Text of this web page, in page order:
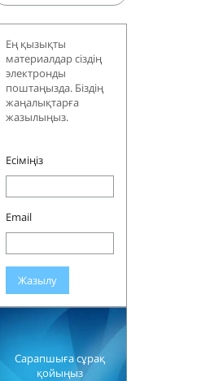
Ең қызықты
материалдар сіздің
электронды
поштаңызда. Біздің
жаңалықтарға
жазылыңыз.
Есіміңіз
Email
Жазылу
Сарапшыға сұрақ
қойыңыз